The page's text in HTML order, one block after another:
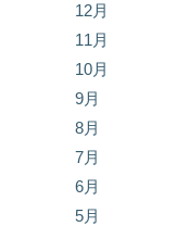
12月
11月
10月
9月
8月
7月
6月
5月